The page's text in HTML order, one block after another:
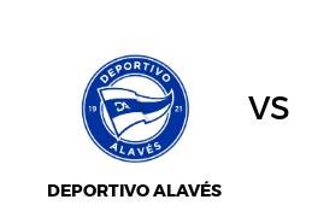
DEPORTIVO ALAVÉS
vs